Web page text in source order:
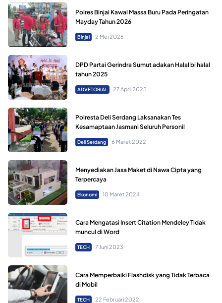
Polres Binjai Kawal Massa Buru Pada Peringatan
Mayday Tahun 2026
Binjai 2 Mei 2026
DPD Partai Gerindra Sumut adakan Halal bi halal
tahun 2025
ADVETORIAL 27 April 2025
Polresta Deli Serdang Laksanakan Tes
Kesamaptaan Jasmani Seluruh Personil
Deli Serdang 6 Maret 2022
Menyediakan Jasa Maket di Nawa Cipta yang
Terpercaya
Ekonomi 10 Maret 2024
Cara Mengatasi Insert Citation Mendeley Tidak
muncul di Word
TECH 7 Juni 2023
Cara Memperbaiki Flashdisk yang Tidak Terbaca
di Mobil
TECH 22 Februari 2022